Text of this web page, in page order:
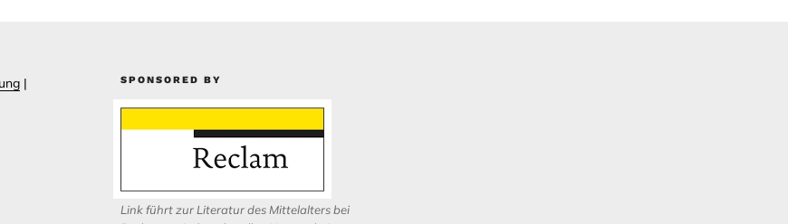
|
SPONSORED BY
Link führt zur Literatur des Mittelalters bei